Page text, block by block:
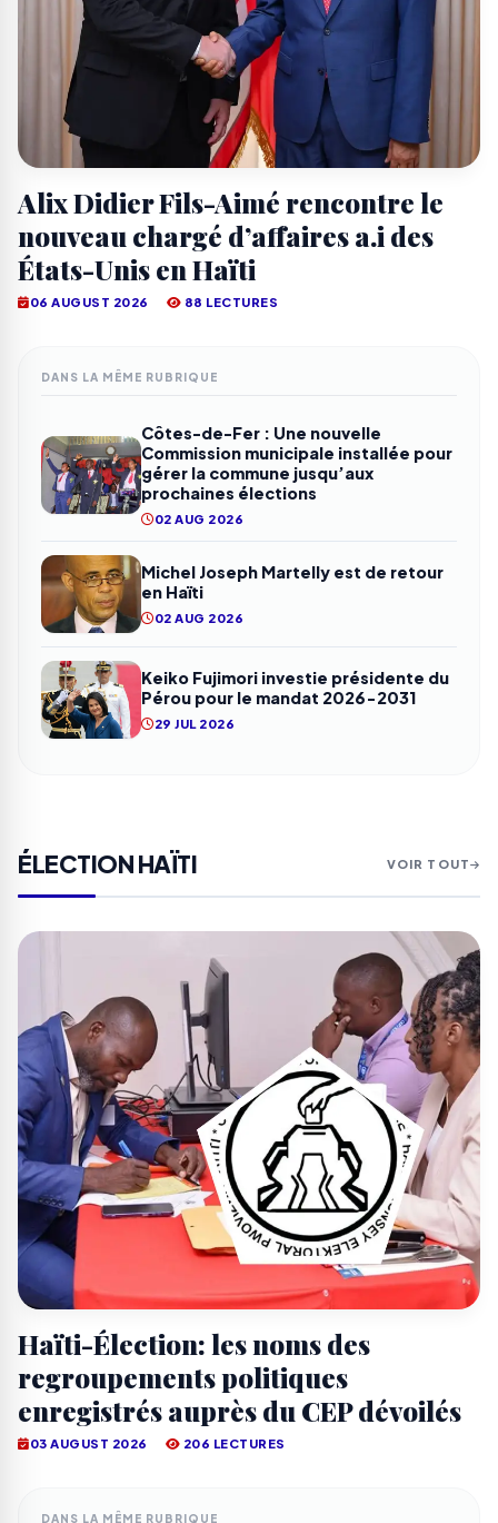
Alix Didier Fils-Aimé rencontre le
nouveau chargé d’affaires a.i des
États-Unis en Haïti
06 AUGUST 2026 88 LECTURES
DANS LA MÊME RUBRIQUE
Côtes-de-Fer : Une nouvelle
Commission municipale installée pour
gérer la commune jusqu’aux
prochaines élections
02 AUG 2026
Michel Joseph Martelly est de retour
en Haïti
02 AUG 2026
Keiko Fujimori investie présidente du
Pérou pour le mandat 2026-2031
29 JUL 2026
ÉLECTION HAÏTI VOIR TOUT
Haïti-Élection: les noms des
regroupements politiques
enregistrés auprès du CEP dévoilés
03 AUGUST 2026 206 LECTURES
DANS LA MÊME RUBRIQUE